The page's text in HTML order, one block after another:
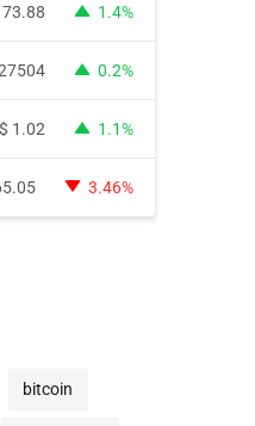
73.88 1.4%
0.2%
$ 1.02 1.1%
3.46%
bitcoin